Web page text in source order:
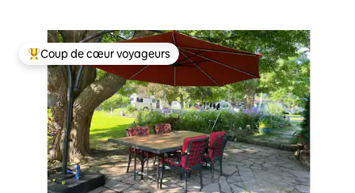
Coup de cœur voyageurs parmi les plus aimés
Coup de cœur voyageurs